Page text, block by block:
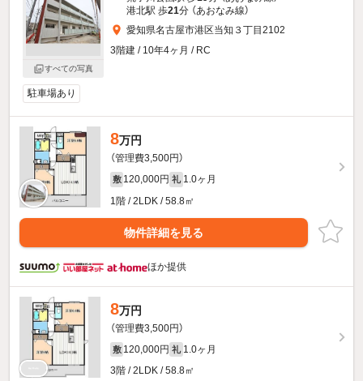
すべての写真
港北駅 歩21分 （あおなみ線）
愛知県名古屋市港区当知３丁目2102
3階建 / 10年4ヶ月 / RC
駐車場あり
8万円
（管理費3,500円）
敷 120,000円 礼 1.0ヶ月
1階 / 2LDK / 58.8㎡
物件詳細を見る
ほか提供
8万円
（管理費3,500円）
敷 120,000円 礼 1.0ヶ月
3階 / 2LDK / 58.8㎡